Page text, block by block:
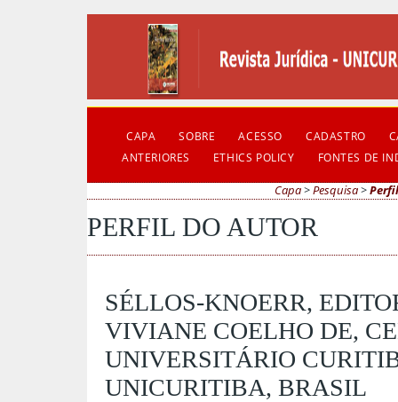
CAPA SOBRE ACESSO CADASTRO
ANTERIORES
ETHICS POLICY FONTES DE
Capa>Pesquisa>
PERFIL DO AUTOR
SÉLLOS-KNOERR,
VIVIANE COELHO DE,
UNIVERSITÁRIO
UNICURITIBA, BRASIL